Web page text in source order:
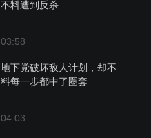
不料遭到反杀
03:58
地下党破坏敌人计划，却不
料每一步都中了圈套
04:03